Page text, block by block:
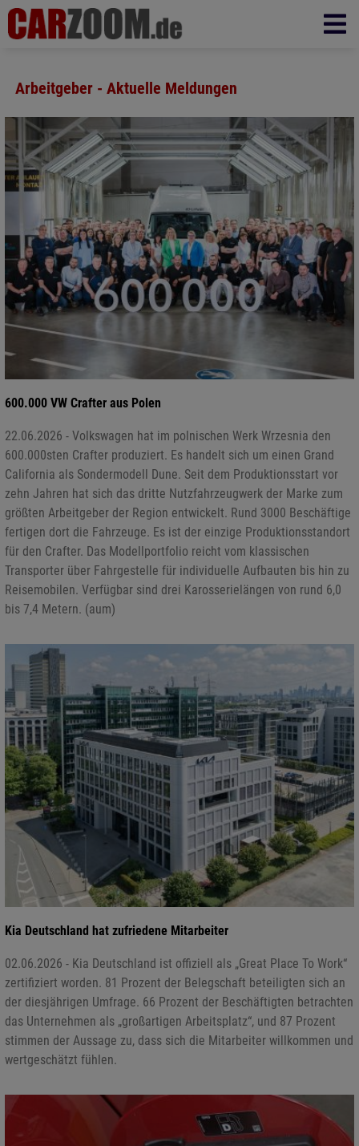
Arbeitgeber - Aktuelle Meldungen
600.000 VW Crafter aus Polen
22.06.2026 - Volkswagen hat im polnischen Werk Wrzesnia den
600.000sten Crafter produziert. Es handelt sich um einen Grand
California als Sondermodell Dune. Seit dem Produktionsstart vor
zehn Jahren hat sich das dritte Nutzfahrzeugwerk der Marke zum
größten Arbeitgeber der Region entwickelt. Rund 3000 Beschäftige
fertigen dort die Fahrzeuge. Es ist der einzige Produktionsstandort
für den Crafter. Das Modellportfolio reicht vom klassischen
Transporter über Fahrgestelle für individuelle Aufbauten bis hin zu
Reisemobilen. Verfügbar sind drei Karosserielängen von rund 6,0
bis 7,4 Metern. (aum)
Kia Deutschland hat zufriedene Mitarbeiter
02.06.2026 - Kia Deutschland ist offiziell als „Great Place To Work“
zertifiziert worden. 81 Prozent der Belegschaft beteiligten sich an
der diesjährigen Umfrage. 66 Prozent der Beschäftigten betrachten
das Unternehmen als „großartigen Arbeitsplatz“, und 87 Prozent
stimmen der Aussage zu, dass sich die Mitarbeiter willkommen und
wertgeschätzt fühlen.